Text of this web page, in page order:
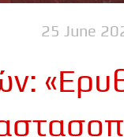
25 June